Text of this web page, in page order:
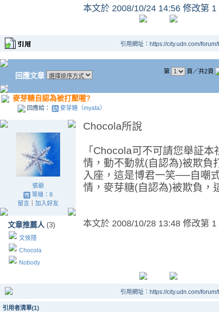
本文於 2008/10/24 14:56 修改第 1
引用網址：https://city.udn.com/
回應文章 第 頁／共2頁
麥芽糖自認為被打壓喔?
回應給： 麥芽糖（myata）
張爺
等級：8
留言｜ 加入好友
文章推薦人 (3)
文俠隱
Chocola
Nobody
Chocola所說
「Chocola可不可請您舉証
情，動不動就(自認為)被欺負
入座，這是博君一笑──自嘲
情，麥芽糖(自認為)被欺負，
本文於 2008/10/28 13:48 修改第 1
引用網址：https://city.udn.com/
引用者清單(1)